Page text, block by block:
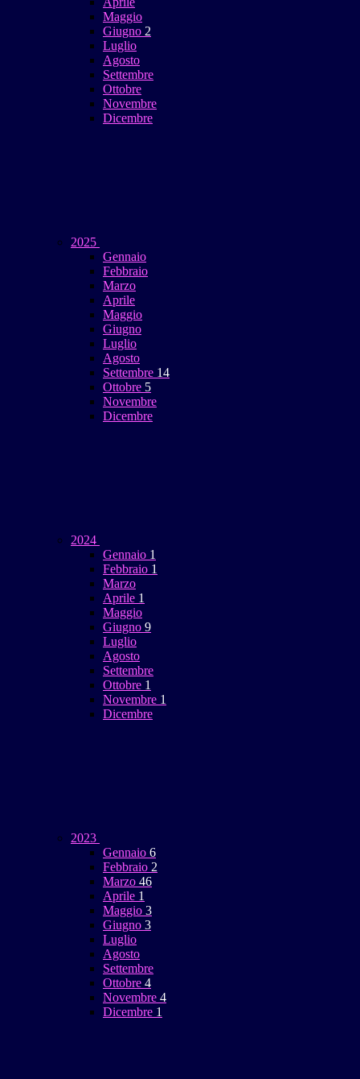
Maggio
Giugno 2
Luglio
Agosto
Settembre
Ottobre
Novembre
Dicembre
2025
Gennaio
Febbraio
Marzo
Aprile
Maggio
Giugno
Luglio
Agosto
Settembre 14
Ottobre 5
Novembre
Dicembre
2024
Gennaio 1
Febbraio 1
Marzo
Aprile 1
Maggio
Giugno 9
Luglio
Agosto
Settembre
Ottobre 1
Novembre 1
Dicembre
2023
Gennaio 6
Febbraio 2
Marzo 46
Aprile 1
Maggio 3
Giugno 3
Luglio
Agosto
Settembre
Ottobre 4
Novembre 4
Dicembre 1